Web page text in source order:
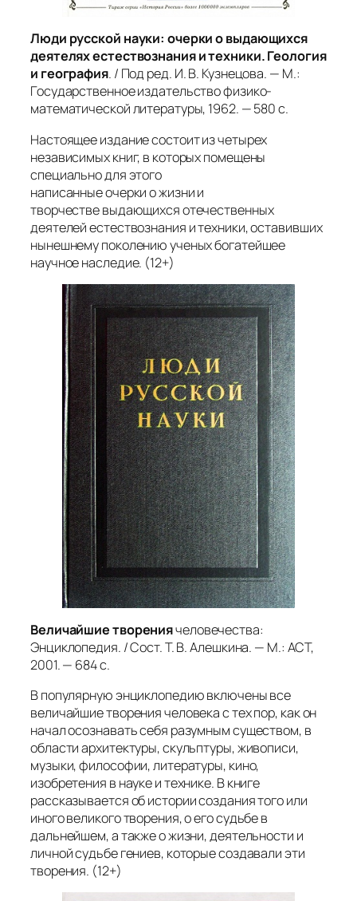
Люди русской науки: очерки о выдающихся
деятелях естествознания и техники. Геология
и география. / Под ред. И. В. Кузнецова. — М.:
Государственное издательство физико-
математической литературы, 1962. — 580 с.
Настоящее издание состоит из четырех
независимых книг, в которых помещены
специально для этого
написанные очерки о жизни и
творчестве выдающихся отечественных
деятелей естествознания и техники, оставивших
нынешнему поколению ученых богатейшее
научное наследие. (12+)
Величайшие творениячеловечества:
Энциклопедия. / Сост. Т. В. Алешкина. — М.: АСТ,
2001. — 684 с.
В популярную энциклопедию включены все
величайшие творения человека с тех пор, как он
начал осознавать себя разумным существом, в
области архитектуры, скульптуры, живописи,
музыки, философии, литературы, кино,
изобретения в науке и технике. В книге
рассказывается об истории создания того или
иного великого творения, о его судьбе в
дальнейшем, а также о жизни, деятельности и
личной судьбе гениев, которые создавали эти
творения. (12+)